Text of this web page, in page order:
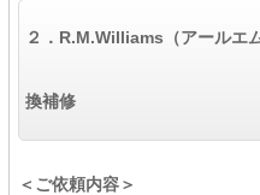
２． R.M.Williams（アールエ
換補修
＜ご依頼内容＞